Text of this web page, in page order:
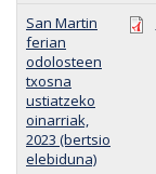
San Martin
ferian
odolosteen
txosna
ustiatzeko
oinarriak,
2023 (bertsio
elebiduna)